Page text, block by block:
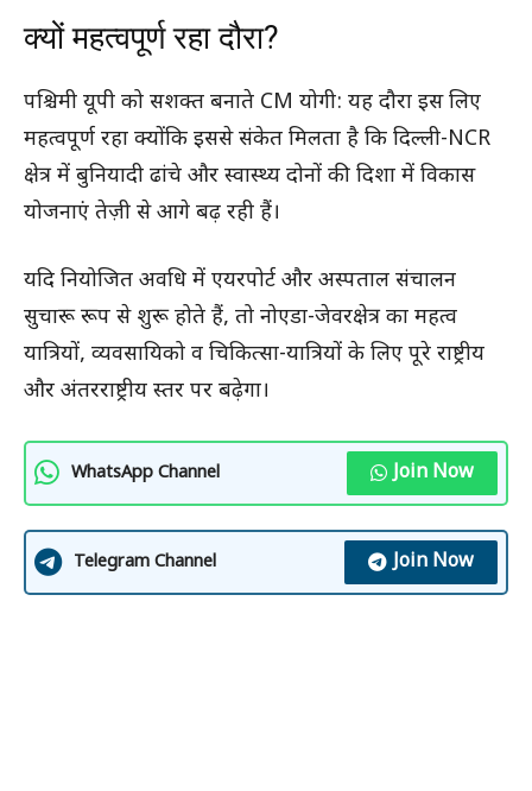
क्यों महत्वपूर्ण रहा दौरा?
पश्चिमी यूपी को सशक्त बनाते CM योगी: यह दौरा इस लिए
महत्वपूर्ण रहा क्योंकि इससे संकेत मिलता है कि दिल्ली-NCR
क्षेत्र में बुनियादी ढांचे और स्वास्थ्य दोनों की दिशा में विकास
योजनाएं तेज़ी से आगे बढ़ रही हैं।
यदि नियोजित अवधि में एयरपोर्ट और अस्पताल संचालन
सुचारू रूप से शुरू होते हैं, तो नोएडा-जेवरक्षेत्र का महत्व
यात्रियों, व्यवसायिको व चिकित्सा-यात्रियों के लिए पूरे राष्ट्रीय
और अंतरराष्ट्रीय स्तर पर बढ़ेगा।
WhatsApp Channel Join Now
Telegram Channel Join Now